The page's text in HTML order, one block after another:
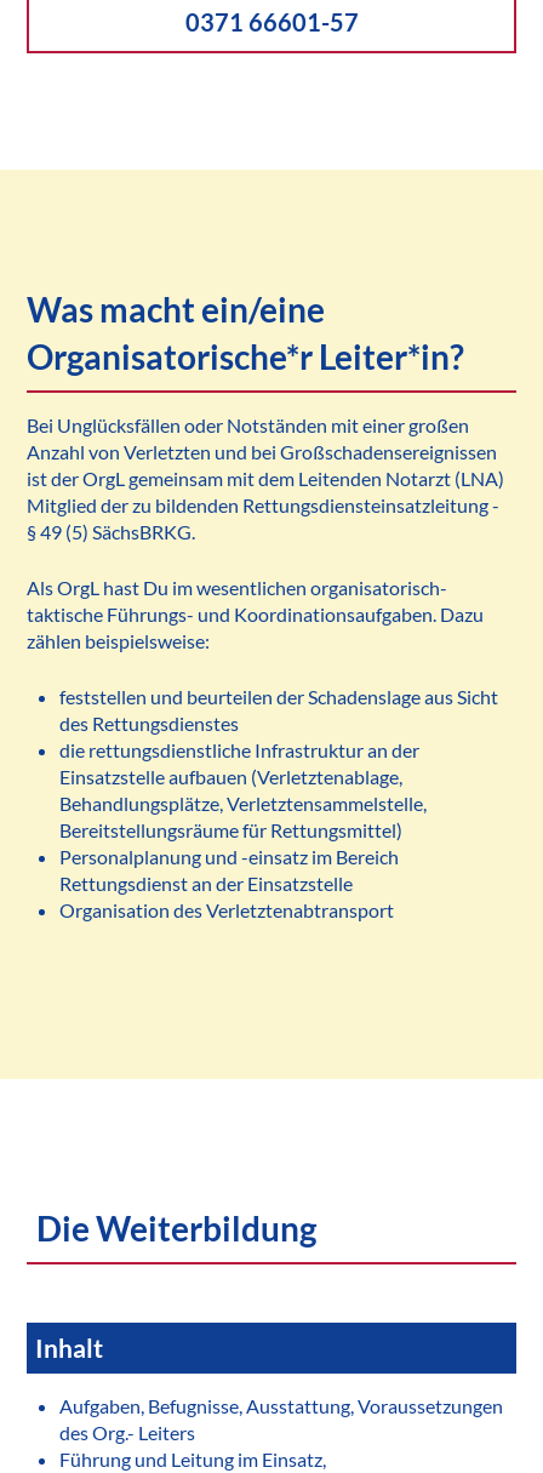
0371 66601-57
Was macht ein/eine
Organisatorische*r Leiter*in?
Bei Unglücksfällen oder Notständen mit einer großen
Anzahl von Verletzten und bei Großschadensereignissen
ist der OrgL gemeinsam mit dem Leitenden Notarzt (LNA)
Mitglied der zu bildenden Rettungsdiensteinsatzleitung -
§ 49 (5) SächsBRKG.
Als OrgL hast Du im wesentlichen organisatorisch-
taktische Führungs- und Koordinationsaufgaben. Dazu
zählen beispielsweise:
feststellen und beurteilen der Schadenslage aus Sicht
des Rettungsdienstes
die rettungsdienstliche Infrastruktur an der
Einsatzstelle aufbauen (Verletztenablage,
Behandlungsplätze, Verletztensammelstelle,
Bereitstellungsräume für Rettungsmittel)
Personalplanung und -einsatz im Bereich
Rettungsdienst an der Einsatzstelle
Organisation des Verletztenabtransport
Die Weiterbildung
Inhalt
Aufgaben, Befugnisse, Ausstattung, Voraussetzungen
des Org.- Leiters
Führung und Leitung im Einsatz,